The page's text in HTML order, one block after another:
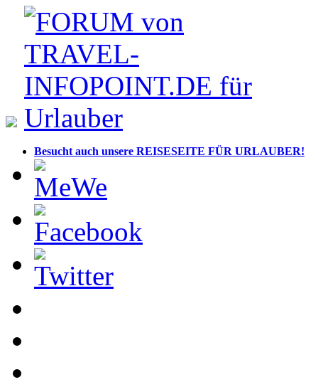
Besucht auch unsere REISESEITE FÜR URLAUBER!